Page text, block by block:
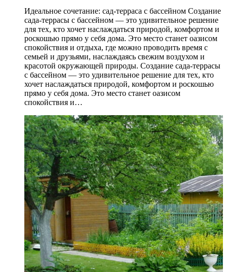
Идеальное сочетание: сад-терраса с бассейном Создание
сада-террасы с бассейном — это удивительное решение
для тех, кто хочет наслаждаться природой, комфортом и
роскошью прямо у себя дома. Это место станет оазисом
спокойствия и отдыха, где можно проводить время с
семьей и друзьями, наслаждаясь свежим воздухом и
красотой окружающей природы. Создание сада-террасы
с бассейном — это удивительное решение для тех, кто
хочет наслаждаться природой, комфортом и роскошью
прямо у себя дома. Это место станет оазисом
спокойствия и…